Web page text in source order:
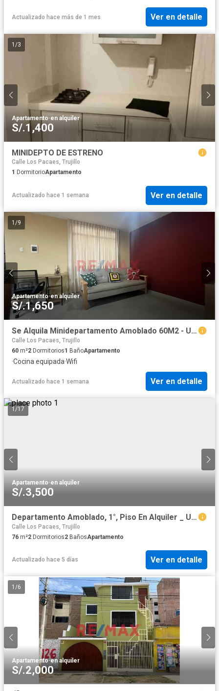
Actualizado hace más de 1 mes Ver en detalle
1 /3
Apartamento·en alquiler
S/.1,400
MINIDEPTO DE ESTRENO
Calle Los Pacaes, Trujillo
1 DormitorioApartamento
Actualizado hace 1 semana Ver en detalle
1 /9
Apartamento·en alquiler
S/.1,650
Se Alquila Minidepartamento Amoblado 60M2 - Urb. Primavera - Trujillo - S/1,650
Calle Los Pacaes, Trujillo
60 m²2 Dormitorios1 BañoApartamento
·Cocina equipada·Wifi
Actualizado hace 1 semana Ver en detalle
1 /17
Apartamento·en alquiler
S/.3,500
Departamento Amoblado, 1°, Piso En Alquiler _ Urb. Upao 2
Calle Los Pacaes, Trujillo
76 m²2 Dormitorios2 BañosApartamento
Actualizado hace 5 días Ver en detalle
1 /6
Apartamento·en alquiler
S/.2,000